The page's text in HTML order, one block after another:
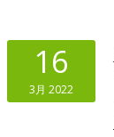
16
3月 2022